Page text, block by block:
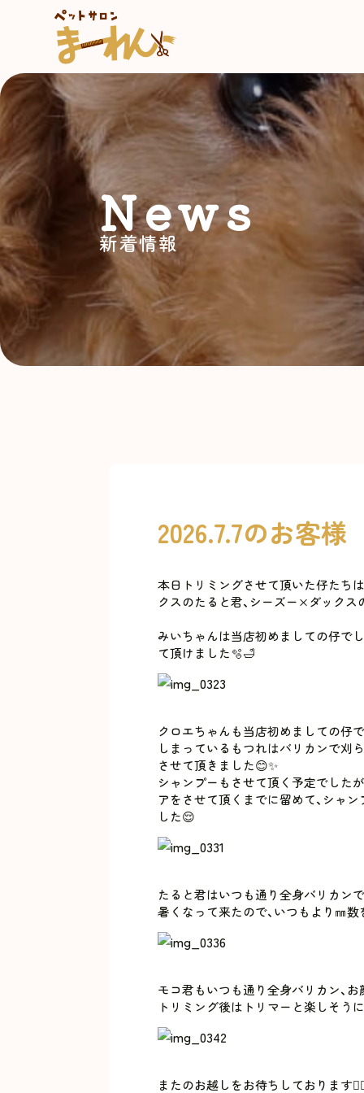
新着情報
News
2026.7.7のお客様
本日トリミングさせて頂いた仔たち
クスのたると君、シーズー×ダック
みいちゃんは当店初めましての仔で
て頂けました🫧🛁
クロエちゃんも当店初めましての仔
しまっているもつれはバリカンで刈
させて頂きました😊✨
シャンプーもさせて頂く予定でした
アをさせて頂くまでに留めて、シャ
した😌
たると君はいつも通り全身バリカン
暑くなって来たので、いつもより㎜
モコ君もいつも通り全身バリカン、
トリミング後はトリマーと楽しそう
またのお越しをお待ちしております